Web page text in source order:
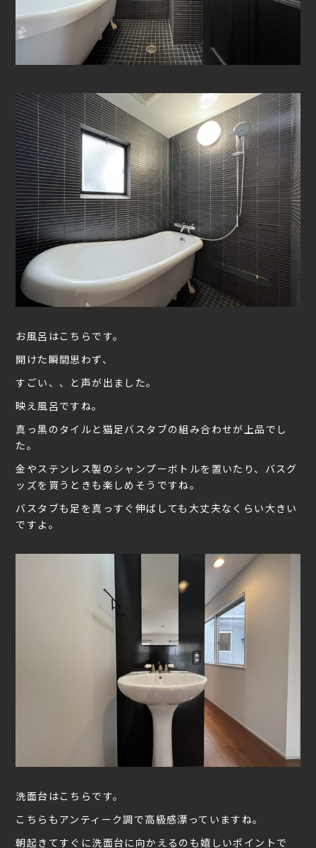
お風呂はこちらです。
開けた瞬間思わず、
すごい、、と声が出ました。
映え風呂ですね。
真っ黒のタイルと猫足バスタブの組み合わせが上品でし
た。
金やステンレス製のシャンプーボトルを置いたり、バスグ
ッズを買うときも楽しめそうですね。
バスタブも足を真っすぐ伸ばしても大丈夫なくらい大きい
ですよ。
洗面台はこちらです。
こちらもアンティーク調で高級感漂っていますね。
朝起きてすぐに洗面台に向かえるのも嬉しいポイントで